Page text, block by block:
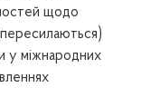
щодо
у міжнародних